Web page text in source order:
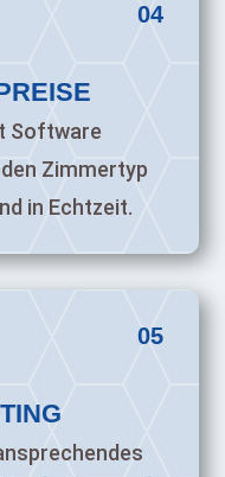
04
Software
Zimmertyp
in Echtzeit.
05